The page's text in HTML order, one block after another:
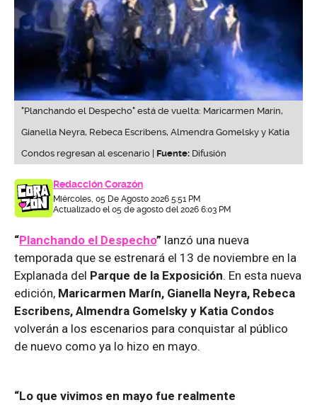
"Planchando el Despecho" está de vuelta: Maricarmen Marín,
Gianella Neyra, Rebeca Escribens, Almendra Gomelsky y Katia
Condos regresan al escenario | Fuente: Difusión
Redacción Corazón
Miércoles, 05 De Agosto 2026 5:51 PM
Actualizado el 05 de agosto del 2026 6:03 PM
“Planchando el Despecho” lanzó una nueva
temporada que se estrenará el 13 de noviembre en la
Explanada del Parque de la Exposición. En esta nueva
edición, Maricarmen Marín, Gianella Neyra, Rebeca
Escribens, Almendra Gomelsky y Katia Condos
volverán a los escenarios para conquistar al público
de nuevo como ya lo hizo en mayo.
“Lo que vivimos en mayo fue realmente